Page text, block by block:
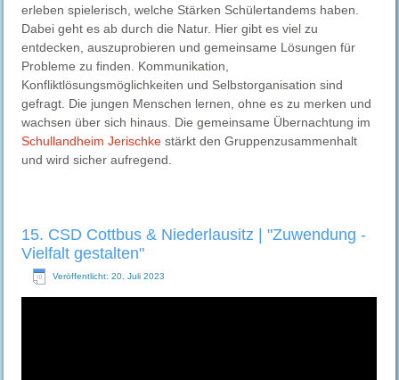
erleben spielerisch, welche Stärken Schülertandems haben.
Dabei geht es ab durch die Natur. Hier gibt es viel zu
entdecken, auszuprobieren und gemeinsame Lösungen für
Probleme zu finden. Kommunikation,
Konfliktlösungsmöglichkeiten und Selbstorganisation sind
gefragt. Die jungen Menschen lernen, ohne es zu merken und
wachsen über sich hinaus. Die gemeinsame Übernachtung im
Schullandheim Jerischke stärkt den Gruppenzusammenhalt
und wird sicher aufregend.
15. CSD Cottbus & Niederlausitz | "Zuwendung -
Vielfalt gestalten"
Veröffentlicht: 20. Juli 2023